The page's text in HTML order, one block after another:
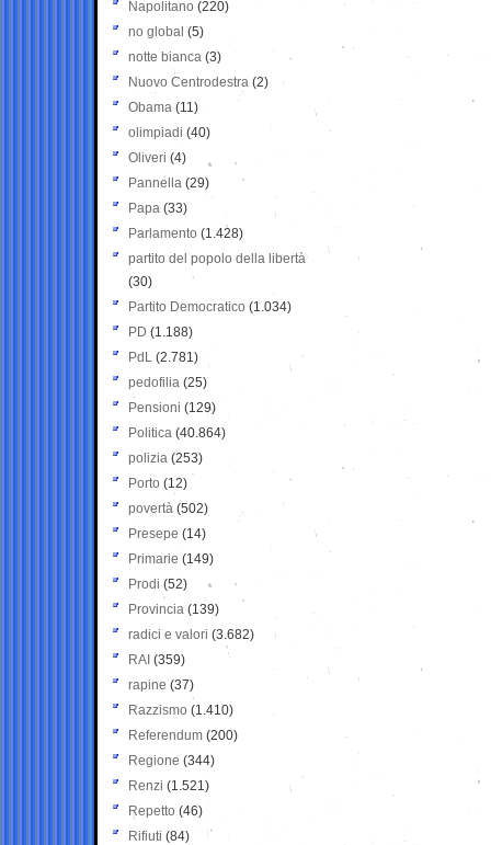
Napolitano (220)
no global (5)
notte bianca (3)
Nuovo Centrodestra (2)
Obama (11)
olimpiadi (40)
Oliveri (4)
Pannella (29)
Papa (33)
Parlamento (1.428)
partito del popolo della libertà
(30)
Partito Democratico (1.034)
PD (1.188)
PdL (2.781)
pedofilia (25)
Pensioni (129)
Politica (40.864)
polizia (253)
Porto (12)
povertà (502)
Presepe (14)
Primarie (149)
Prodi (52)
Provincia (139)
radici e valori (3.682)
RAI (359)
rapine (37)
Razzismo (1.410)
Referendum (200)
Regione (344)
Renzi (1.521)
Repetto (46)
Rifiuti (84)